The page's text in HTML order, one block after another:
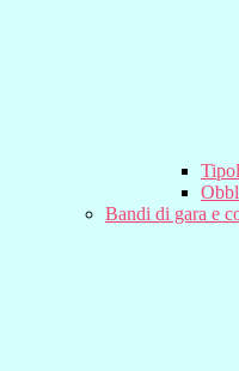
Bandi di gara e